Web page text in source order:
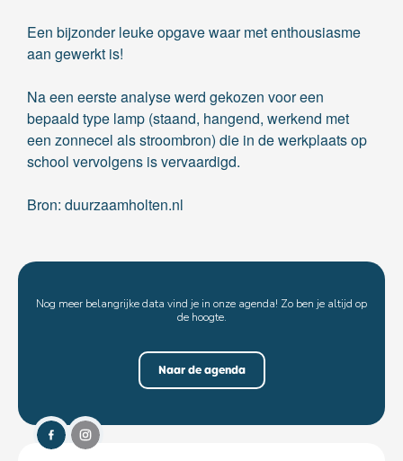
Een bijzonder leuke opgave waar met enthousiasme
aan gewerkt is!
Na een eerste analyse werd gekozen voor een
bepaald type lamp (staand, hangend, werkend met
een zonnecel als stroombron) die in de werkplaats op
school vervolgens is vervaardigd.
Bron: duurzaamholten.nl
Nog meer belangrijke data vind je in onze agenda! Zo ben je altijd op
de hoogte.
Naar de agenda